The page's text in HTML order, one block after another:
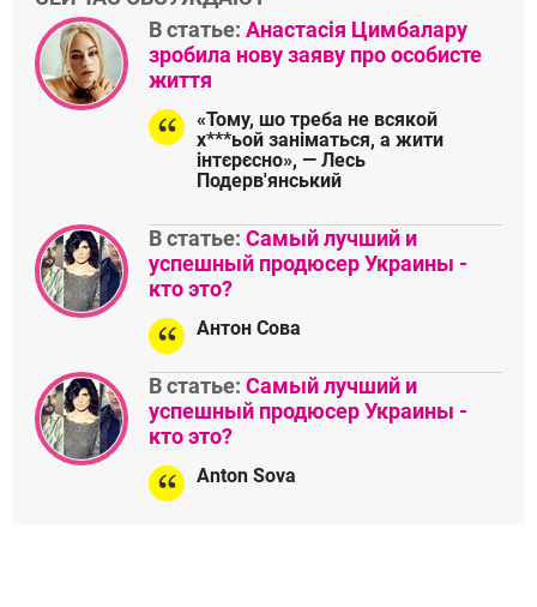
В статье: Анастасія Цимбалару
зробила нову заяву про особисте
життя
«Тому, шо треба не всякой
х***ьой заніматься, а жити
інтєрєсно», — Лесь
Подерв'янський
В статье: Самый лучший и
успешный продюсер Украины -
кто это?
Антон Сова
В статье: Самый лучший и
успешный продюсер Украины -
кто это?
Anton Sova